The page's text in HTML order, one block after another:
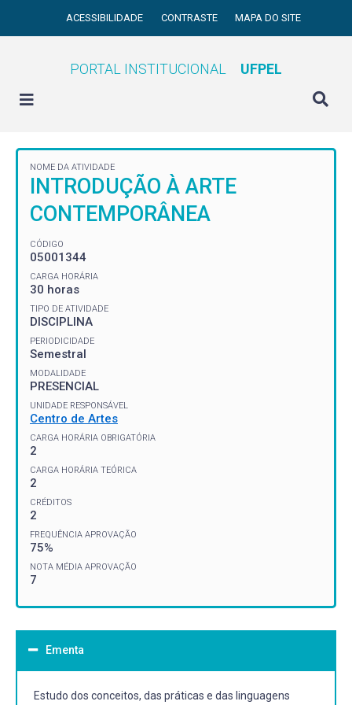
ACESSIBILIDADE CONTRASTE MAPA DO SITE
PORTAL INSTITUCIONAL UFPEL
NOME DA ATIVIDADE
INTRODUÇÃO À ARTE
CONTEMPORÂNEA
CÓDIGO
05001344
CARGA HORÁRIA
30 horas
TIPO DE ATIVIDADE
DISCIPLINA
PERIODICIDADE
Semestral
MODALIDADE
PRESENCIAL
UNIDADE RESPONSÁVEL
Centro de Artes
CARGA HORÁRIA OBRIGATÓRIA
2
CARGA HORÁRIA TEÓRICA
2
CRÉDITOS
2
FREQUÊNCIA APROVAÇÃO
75%
NOTA MÉDIA APROVAÇÃO
7
Ementa
Estudo dos conceitos, das práticas e das linguagens